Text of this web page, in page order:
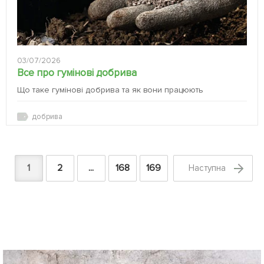
03/07/2026
Все про гумінові добрива
Що таке гумінові добрива та як вони працюють
добрива
1 2 ... 168 169 Наступна